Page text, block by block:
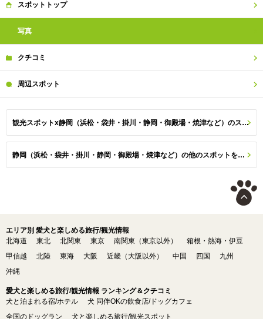
スポット トップ
写真
クチコミ
周辺スポット
観光スポットx静岡（浜松・袋井・掛川・静岡・御殿場・焼津など）のスポット一覧
静岡（浜松・袋井・掛川・静岡・御殿場・焼津など）の他のスポットを探す
エリア別 愛犬と楽しめる旅行/観光情報
北海道
東北 北関東 東京 南関東（東京以外）
箱根・熱海・伊豆
甲信越
北陸 東海 大阪 近畿（大阪以外） 中国 四国
九州
沖縄
愛犬と楽しめる旅行/観光情報 ランキング＆クチコミ
犬と泊まれる宿/ホテル
犬 同伴OKの飲食店/ドッグカフェ
全国のドッグラン
犬と楽しめる旅行/観光スポット